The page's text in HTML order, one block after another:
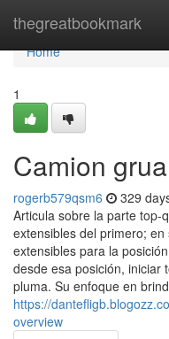
thegreatbookmark
Home
Home
1
Camion
rogerb579qsm6 329
Articula sobre la parte top-
extensibles del primero;
extensibles para la
desde esa posición, iniciar
pluma. Su enfoque en
https://
overview